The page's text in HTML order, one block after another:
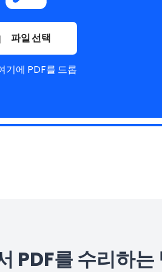
파일 선택
기에 PDF를 드롭
PDF를 수리하는